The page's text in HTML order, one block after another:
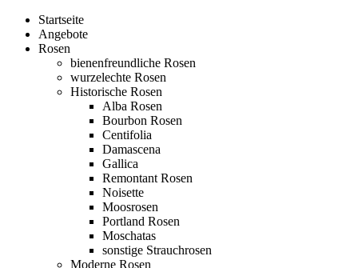
Startseite
Angebote
Rosen
bienenfreundliche Rosen
wurzelechte Rosen
Historische Rosen
Alba Rosen
Bourbon Rosen
Centifolia
Damascena
Gallica
Remontant Rosen
Noisette
Moosrosen
Portland Rosen
Moschatas
sonstige Strauchrosen
Moderne Rosen